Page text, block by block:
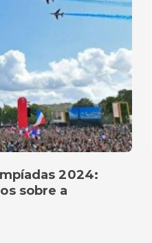
2024:
sobre a